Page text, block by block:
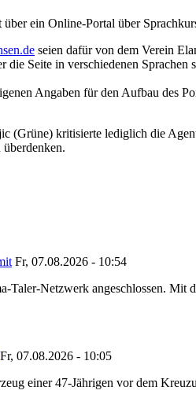
ein Online-Portal über
seien dafür von dem Verein
die Seite in verschiedenen
Angaben für den Aufbau des
(Grüne) kritisierte lediglich die
Fr, 07.08.2026 - 10:54
Taler-Netzwerk angeschlossen.
Fr, 07.08.2026 - 10:05
einer 47-Jährigen vor dem